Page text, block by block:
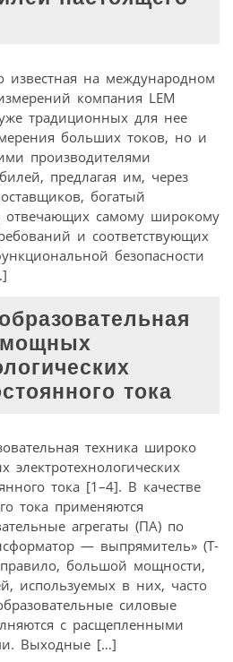
известная на международном
компания LEM
традиционных для нее
больших токов, но и
производителями
предлагая им, через
богатый
отвечающих самому широкому
и соответствующих
безопасности
мощных
тока
техника широко
электротехнологических
тока [1–4]. В качестве
тока применяются
агрегаты (ПА) по
— выпрямитель» (Т-
большой мощности,
используемых в них, часто
силовые
с расщепленными
Выходные […]